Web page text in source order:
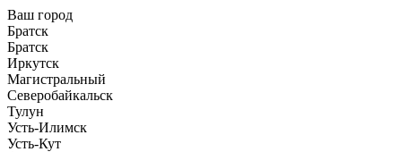
Ваш город
Братск
Братск
Иркутск
Магистральный
Северобайкальск
Тулун
Усть-Илимск
Усть-Кут